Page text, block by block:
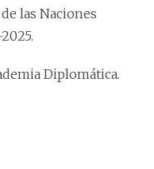
las Naciones
Diplomática.